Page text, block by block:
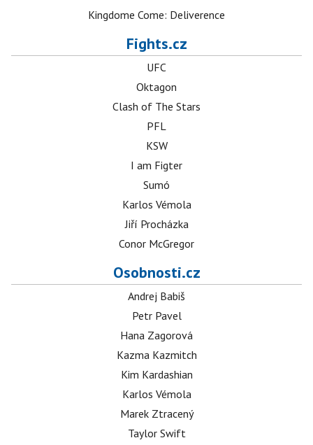
Kingdome Come: Deliverence
Fights.cz
UFC
Oktagon
Clash of The Stars
PFL
KSW
I am Figter
Sumó
Karlos Vémola
Jiří Procházka
Conor McGregor
Osobnosti.cz
Andrej Babiš
Petr Pavel
Hana Zagorová
Kazma Kazmitch
Kim Kardashian
Karlos Vémola
Marek Ztracený
Taylor Swift